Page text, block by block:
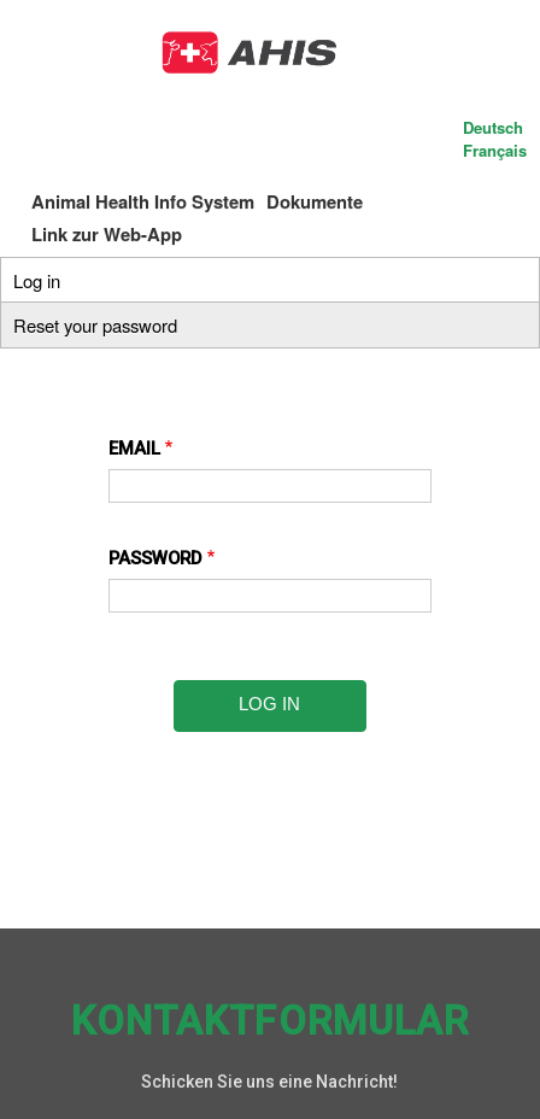
to
Deutsch
Français
Main
navigation
Animal Health Info System Dokumente
Link zur Web-App
Primary
tabs
Log in
Reset your password
EMAIL
PASSWORD
KONTAKTFORMULAR
Schicken Sie uns eine Nachricht!